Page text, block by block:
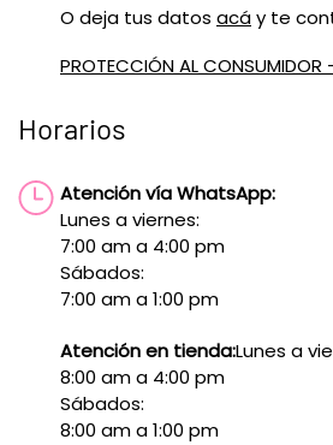
O deja tus datos acáy te
PROTECCIÓN AL CONSUMIDOR
Horarios
Atención vía WhatsApp:
Lunes a viernes:
7:00 am a 4:00 pm
Sábados:
7:00 am a 1:00 pm
Atención en tienda:Lunes a
8:00 am a 4:00 pm
Sábados:
8:00 am a 1:00 pm